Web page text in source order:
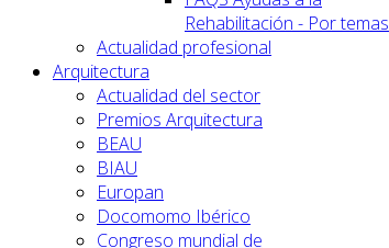
Rehabilitación - Por temas
Actualidad profesional
Arquitectura
Actualidad del sector
Premios Arquitectura
BEAU
BIAU
Europan
Docomomo Ibérico
Congreso mundial de